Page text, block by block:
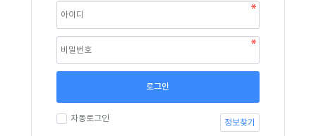
로그인
자동로그인 정보찾기